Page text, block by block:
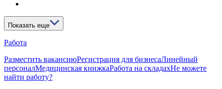
Показать еще
Работа
Разместить вакансиюРегистрация для бизнесаЛинейный
персоналМедицинская книжкаРабота на складахНе можете
найти работу?